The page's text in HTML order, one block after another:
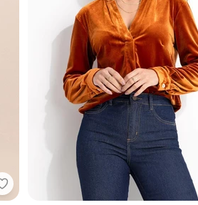
Angel - Blusa Suede Basic (Marrom)